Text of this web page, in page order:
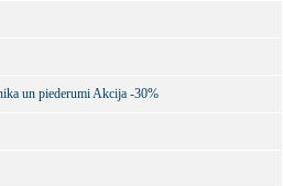
un piederumi Akcija -30%